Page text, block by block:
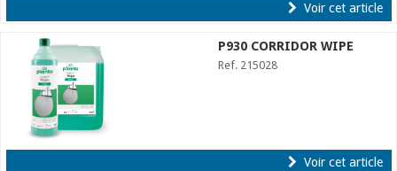
Voir cet article
P930 CORRIDOR WIPE
Ref. 215028
Voir cet article